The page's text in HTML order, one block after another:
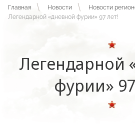
Главная Новости
Новости
Легендарной «дневной фурии» 97 лет!
Легендарной
фурии»